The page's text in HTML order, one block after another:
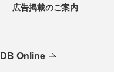
広告掲載のご案内
DB Online